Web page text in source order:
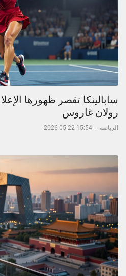
سابالينكا تقصر ظهورها
رولان غاروس
الرياضة -
15:54 22-05-2026